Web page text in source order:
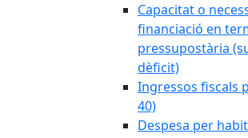
Capacitat o
financiació en
pressupostària
dèficit)
Ingressos fiscals
40)
Despesa per